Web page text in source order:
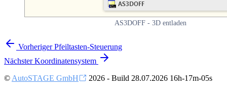
AS3DOFF - 3D entladen
Vorheriger Pfeiltasten-​Steuerung
Nächster Koordinatensystem
© AutoSTAGE GmbH 2026 - Build 28.07.2026 16h-17m-05s